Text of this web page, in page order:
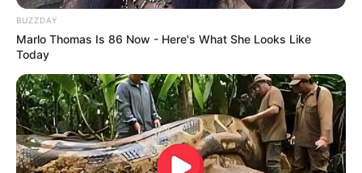
BUZZDAY
Marlo Thomas Is 86 Now - Here's What She Looks Like
Today